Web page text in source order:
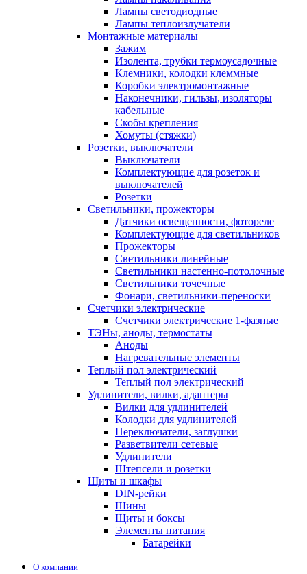
Лампы светодиодные
Лампы теплоизлучатели
Монтажные материалы
Зажим
Изолента, трубки термоусадочные
Клемники, колодки клеммные
Коробки электромонтажные
Наконечники, гильзы, изоляторы
кабельные
Скобы крепления
Хомуты (стяжки)
Розетки, выключатели
Выключатели
Комплектующие для розеток и
выключателей
Розетки
Светильники, прожекторы
Датчики освещенности, фотореле
Комплектующие для светильников
Прожекторы
Светильники линейные
Светильники настенно-потолочные
Светильники точечные
Фонари, светильники-переноски
Счетчики электрические
Счетчики электрические 1-фазные
ТЭНы, аноды, термостаты
Аноды
Нагревательные элементы
Теплый пол электрический
Теплый пол электрический
Удлинители, вилки, адаптеры
Вилки для удлинителей
Колодки для удлинителей
Переключатели, заглушки
Разветвители сетевые
Удлинители
Штепсели и розетки
Щиты и шкафы
DIN-рейки
Шины
Щиты и боксы
Элементы питания
Батарейки
О компании